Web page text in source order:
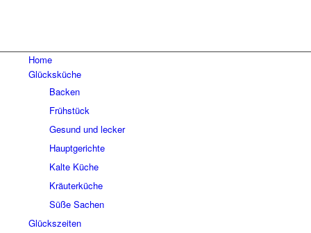
Home
Glücksküche
Backen
Frühstück
Gesund und lecker
Hauptgerichte
Kalte Küche
Kräuterküche
Süße Sachen
Glückszeiten